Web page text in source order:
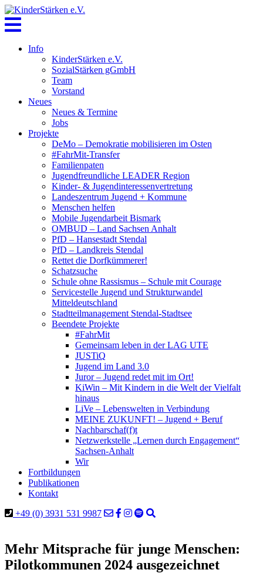
Skip
to
content
Info
KinderStärken e.V.
SozialStärken gGmbH
Team
Vorstand
Neues
Neues & Termine
Jobs
Projekte
DeMo – Demokratie mobilisieren im Osten
#FahrMit-Transfer
Familienpaten
Jugendfreundliche LEADER Region
Kinder- & Jugendinteressenvertretung
Landeszentrum Jugend + Kommune
Menschen helfen
Mobile Jugendarbeit Bismark
OMBUD – Land Sachsen Anhalt
PfD – Hansestadt Stendal
PfD – Landkreis Stendal
Rettet die Dorfkümmerer!
Schatzsuche
Schule ohne Rassismus – Schule mit Courage
Servicestelle Jugend und Strukturwandel
Mitteldeutschland
Stadtteilmanagement Stendal-Stadtsee
Beendete Projekte
#FahrMit
Gemeinsam leben in der LAG UTE
JUSTiQ
Jugend im Land 3.0
Juror – Jugend redet mit im Ort!
KiWin – Mit Kindern in die Welt der Vielfalt
hinaus
LiVe – Lebenswelten in Verbindung
MEINE ZUKUNFT! – Jugend + Beruf
Nachbarschaf(f)t
Netzwerkstelle „Lernen durch Engagement“
Sachsen-Anhalt
Wir
Fortbildungen
Publikationen
Kontakt
+49 (0) 3931 531 9987
Mehr Mitsprache für junge Menschen:
Pilotkommunen 2024 ausgezeichnet